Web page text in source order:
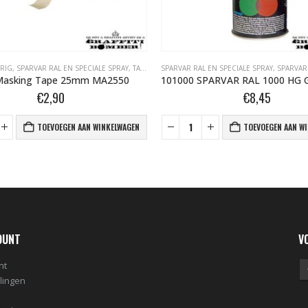
, SPARVAR RAL EN SPECIALE SPRAY, TAPE- EN AFDEKMATERIALEN
Tape 25mm MA2550
€2,90
TOEVOEGEN AAN WINKELWAGEN
SPARVAR RAL EN SPECIALE SPRAY, SPARVAR RAL
€8,45
TOEVOEGEN AAN